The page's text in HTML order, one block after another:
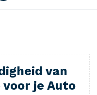
van
voor je Auto